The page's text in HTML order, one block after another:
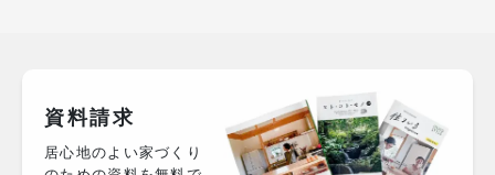
資料請求
居心地のよい家づくり